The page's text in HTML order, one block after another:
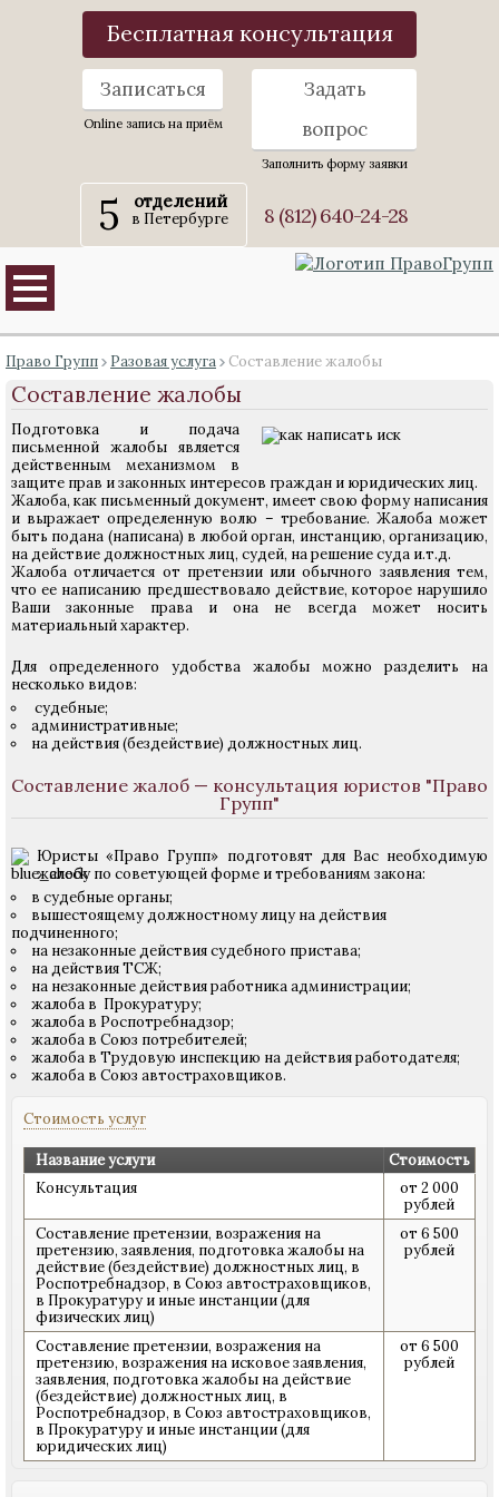
Бесплатная консультация
Записаться
Online запись на приём
Задать
вопрос
Заполнить форму заявки
5 отделений
в Петербурге 8 (812) 640-24-28
Право Групп Разовая услуга Составление жалобы
Составление жалобы
Подготовка и подача
письменной жалобы является
действенным механизмом в
защите прав и законных интересов граждан и юридических лиц.
Жалоба, как письменный документ, имеет свою форму написания
и выражает определенную волю – требование. Жалоба может
быть подана (написана) в любой орган, инстанцию, организацию,
на действие должностных лиц, судей, на решение суда и.т.д.
Жалоба отличается от претензии или обычного заявления тем,
что ее написанию предшествовало действие, которое нарушило
Ваши законные права и она не всегда может носить
материальный характер.
Для определенного удобства жалобы можно разделить на
несколько видов:
судебные;
административные;
на действия (бездействие) должностных лиц.
Составление жалоб — консультация юристов "Право
Групп"
Юристы «Право Групп» подготовят для Вас необходимую
жалобу по советующей форме и требованиям закона:
в судебные органы;
вышестоящему должностному лицу на действия
подчиненного;
на незаконные действия судебного пристава;
на действия ТСЖ;
на незаконные действия работника администрации;
жалоба в Прокуратуру;
жалоба в Роспотребнадзор;
жалоба в Союз потребителей;
жалоба в Трудовую инспекцию на действия работодателя;
жалоба в Союз автостраховщиков.
Стоимость услуг
Название услуги
Стоимость
Консультация
от 2 000
рублей
Составление претензии, возражения на
претензию, заявления, подготовка жалобы на
действие (бездействие) должностных лиц, в
Роспотребнадзор, в Союз автостраховщиков,
в Прокуратуру и иные инстанции (для
физических лиц)
от 6 500
рублей
Составление претензии, возражения на
претензию, возражения на исковое заявления,
заявления, подготовка жалобы на действие
(бездействие) должностных лиц, в
Роспотребнадзор, в Союз автостраховщиков,
в Прокуратуру и иные инстанции (для
юридических лиц)
от 6 500
рублей